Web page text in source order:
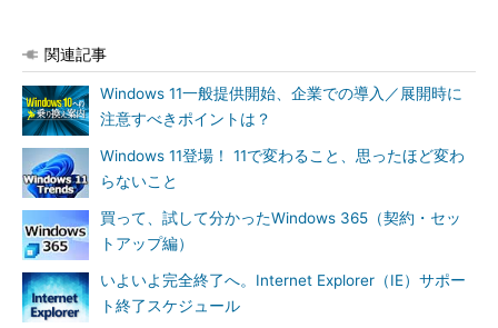
関連記事
Windows 11一般提供開始、企業での導入／展開時に
注意すべきポイントは？
Windows 11登場！ 11で変わること、思ったほど変わ
らないこと
買って、試して分かったWindows 365（契約・セッ
トアップ編）
いよいよ完全終了へ。Internet Explorer（IE）サポー
ト終了スケジュール